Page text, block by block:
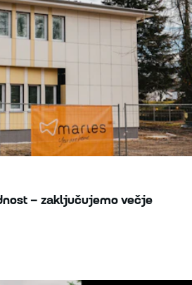
– zaključujemo večje